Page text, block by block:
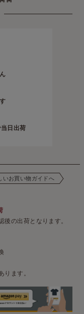
日出荷
いお買い物ガイドへ
の出荷となります。
ます。